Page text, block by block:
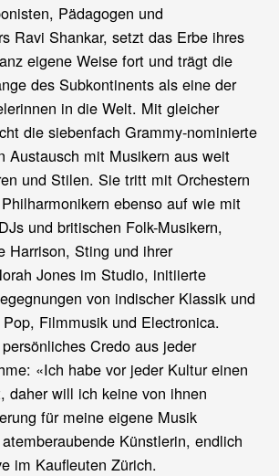
Pädagogen und
Ravi Shankar, setzt das Erbe ihres
eigene Weise fort und trägt die
des Subkontinents als eine der
in die Welt. Mit gleicher
die siebenfach Grammy-nominierte
Austausch mit Musikern aus weit
und Stilen. Sie tritt mit Orchestern
ebenso auf wie mit
und britischen Folk-Musikern,
Harrison, Sting und ihrer
Jones im Studio, initiierte
von indischer Klassik und
Filmmusik und Electronica.
Credo aus jeder
«Ich habe vor jeder Kultur einen
daher will ich keine von ihnen
für meine eigene Musik
Künstlerin, endlich
im Kaufleuten Zürich.